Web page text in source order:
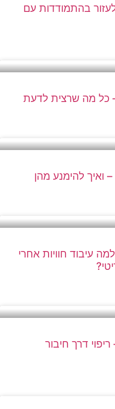
בהתמודדות עם
כל מה שרצית לדעת
– ואיך להימנע מהן
עיבוד חוויות אחרי
דרך חיבור